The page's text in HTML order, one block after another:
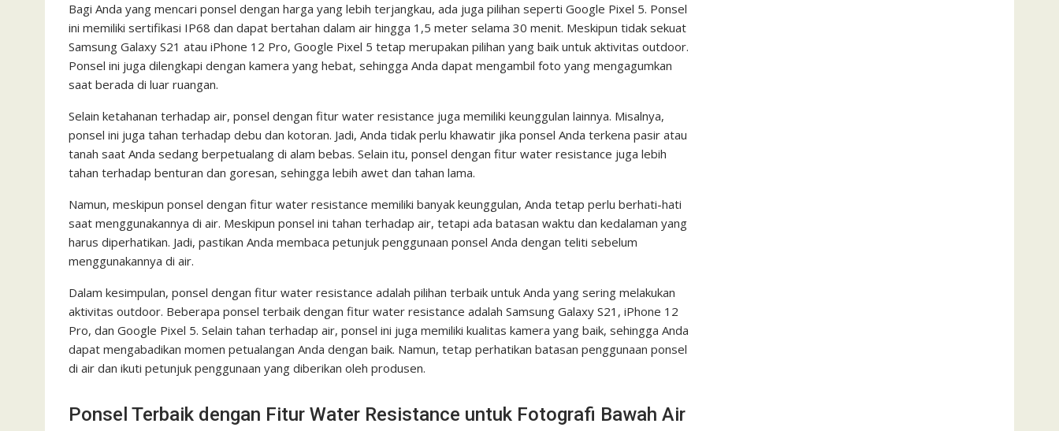
Bagi Anda yang mencari ponsel dengan harga yang lebih terjangkau, ada juga pilihan seperti Google Pixel 5. Ponsel
ini memiliki sertifikasi IP68 dan dapat bertahan dalam air hingga 1,5 meter selama 30 menit. Meskipun tidak sekuat
Samsung Galaxy S21 atau iPhone 12 Pro, Google Pixel 5 tetap merupakan pilihan yang baik untuk aktivitas outdoor.
Ponsel ini juga dilengkapi dengan kamera yang hebat, sehingga Anda dapat mengambil foto yang mengagumkan
saat berada di luar ruangan.
Selain ketahanan terhadap air, ponsel dengan fitur water resistance juga memiliki keunggulan lainnya. Misalnya,
ponsel ini juga tahan terhadap debu dan kotoran. Jadi, Anda tidak perlu khawatir jika ponsel Anda terkena pasir atau
tanah saat Anda sedang berpetualang di alam bebas. Selain itu, ponsel dengan fitur water resistance juga lebih
tahan terhadap benturan dan goresan, sehingga lebih awet dan tahan lama.
Namun, meskipun ponsel dengan fitur water resistance memiliki banyak keunggulan, Anda tetap perlu berhati-hati
saat menggunakannya di air. Meskipun ponsel ini tahan terhadap air, tetapi ada batasan waktu dan kedalaman yang
harus diperhatikan. Jadi, pastikan Anda membaca petunjuk penggunaan ponsel Anda dengan teliti sebelum
menggunakannya di air.
Dalam kesimpulan, ponsel dengan fitur water resistance adalah pilihan terbaik untuk Anda yang sering melakukan
aktivitas outdoor. Beberapa ponsel terbaik dengan fitur water resistance adalah Samsung Galaxy S21, iPhone 12
Pro, dan Google Pixel 5. Selain tahan terhadap air, ponsel ini juga memiliki kualitas kamera yang baik, sehingga Anda
dapat mengabadikan momen petualangan Anda dengan baik. Namun, tetap perhatikan batasan penggunaan ponsel
di air dan ikuti petunjuk penggunaan yang diberikan oleh produsen.
Ponsel Terbaik dengan Fitur Water Resistance untuk Fotografi Bawah Air